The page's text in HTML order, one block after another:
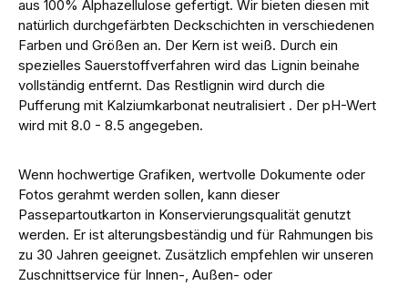
aus 100% Alphazellulose gefertigt. Wir bieten diesen mit
natürlich durchgefärbten Deckschichten in verschiedenen
Farben und Größen an. Der Kern ist weiß. Durch ein
spezielles Sauerstoffverfahren wird das Lignin beinahe
vollständig entfernt. Das Restlignin wird durch die
Pufferung mit Kalziumkarbonat neutralisiert . Der pH-Wert
wird mit 8.0 - 8.5 angegeben.
Wenn hochwertige Grafiken, wertvolle Dokumente oder
Fotos gerahmt werden sollen, kann dieser
Passepartoutkarton in Konservierungsqualität genutzt
werden. Er ist alterungsbeständig und für Rahmungen bis
zu 30 Jahren geeignet. Zusätzlich empfehlen wir unseren
Zuschnittservice für Innen-, Außen- oder